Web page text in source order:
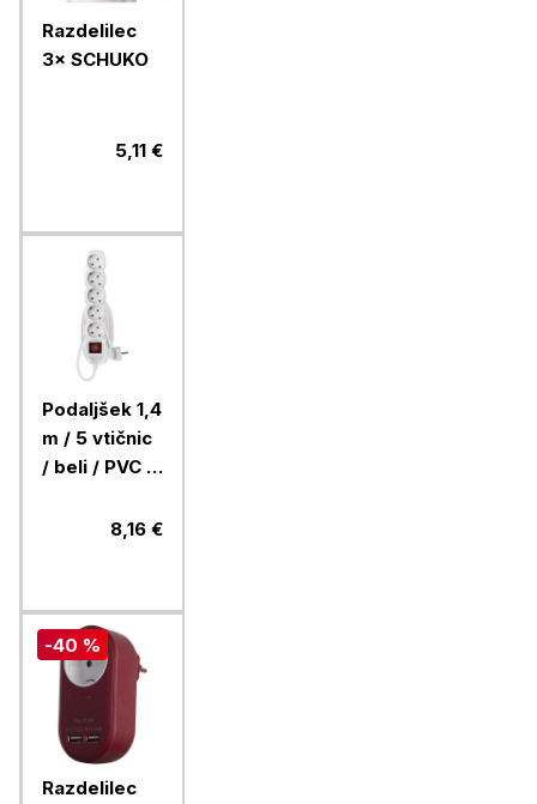
Razdelilec
3× SCHUKO
5,11 €
Podaljšek 1,4
m / 5 vtičnic
/ beli / PVC /
8,16 €
-40 %
Razdelilec